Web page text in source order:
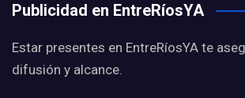
Publicidad en EntreRíosYA
Estar presentes en EntreRíosYA te
difusión y alcance.